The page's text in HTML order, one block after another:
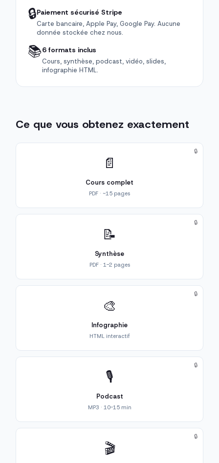
🔒Paiement sécurisé Stripe
Carte bancaire, Apple Pay, Google Pay. Aucune
donnée stockée chez nous.
📚6 formats inclus
Cours, synthèse, podcast, vidéo, slides,
infographie HTML.
Ce que vous obtenez exactement
📄
Cours complet
PDF · ~15 pages
🔒
📝
Synthèse
PDF · 1-2 pages
🔒
🎨
Infographie
HTML interactif
🔒
🎙️
Podcast
MP3 · 10-15 min
🔒
🎬
🔒